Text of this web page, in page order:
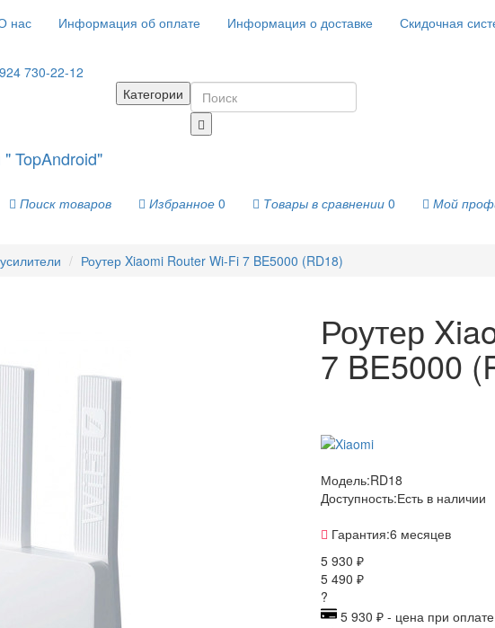
нас Информация об оплате Информация о доставке Скидочная
730-22-12
Категории
Поиск товаров Избранное 0 Товары в сравнении 0 Мой
Роутер Xiaomi Router Wi-Fi 7 BE5000 (RD18)
Роутер
7 BE5000
Модель:RD18
Доступность:Есть в наличии
Гарантия:6 месяцев
5 930 ₽
5 490 ₽
?
5 930 ₽ - цена при оплате